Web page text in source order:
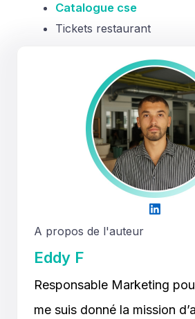
Catalogue cse
Tickets restaurant
A propos de l'auteur
Eddy F
Responsable Marketing
me suis donné la mission